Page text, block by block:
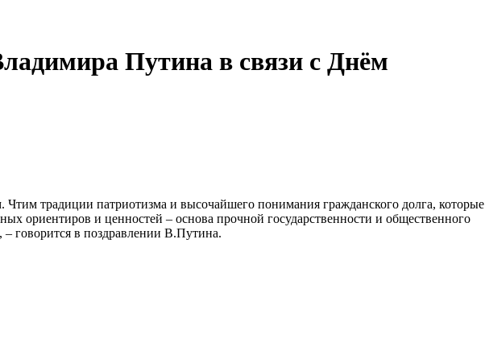
Путина в связи с Днём
традиции патриотизма и высочайшего понимания гражданского долга, которые
ориентиров и ценностей – основа прочной государственности и общественного
– говорится в поздравлении В.Путина.